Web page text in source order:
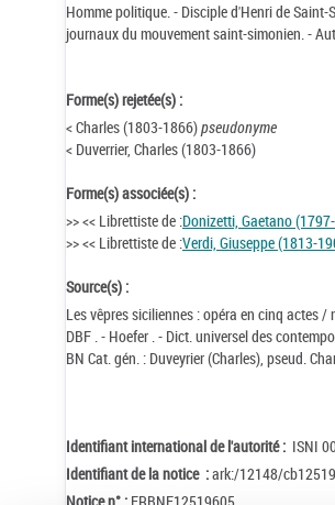
Homme politique. - Disciple d'Henri de
journaux du mouvement saint-simonien. -
Forme(s) rejetée(s) :
< Charles (1803-1866)pseudonyme
< Duverrier, Charles (1803-1866)
Forme(s) associée(s) :
>> << Librettiste de :Donizetti, Gaetano
>> << Librettiste de :Verdi, Giuseppe (1813-
Source(s) :
Les vêpres siciliennes : opéra en cinq actes /
DBF . - Hoefer . - Dict. universel des
BN Cat. gén. : Duveyrier (Charles), pseud.
Identifiant international de l'autorité : ISNI
Identifiant de la notice :ark:/12148/